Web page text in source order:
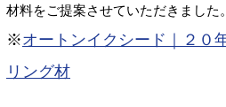
材料をご提案させていただきました。
※オートンイクシード｜２０
リング材